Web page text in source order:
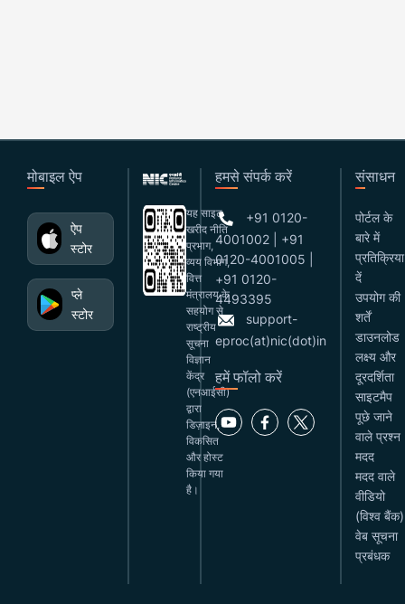
मोबाइल ऐप
ऐप
स्टोर
प्ले
स्टोर
यह साइट
खरीद नीति
प्रभाग,
व्यय विभाग,
वित्त
मंत्रालय के
सहयोग से
राष्ट्रीय
सूचना
विज्ञान
केंद्र
(एनआईसी)
द्वारा
डिज़ाइन,
विकसित
और होस्ट
किया गया
है।
हमसे संपर्क करें
+91 0120-
4001002 | +91
0120-4001005 |
+91 0120-
4493395
support-
eproc(at)nic(dot)in
हमें फॉलो करें
संसाधन
पोर्टल के
बारे में
प्रतिक्रिया
दें
उपयोग की
शर्तें
डाउनलोड
लक्ष्य और
दूरदर्शिता
साइटमैप
पूछे जाने
वाले प्रश्न
मदद
मदद वाले
वीडियो
(विश्व बैंक)
वेब सूचना
प्रबंधक